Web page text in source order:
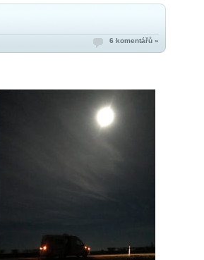
6 komentářů »